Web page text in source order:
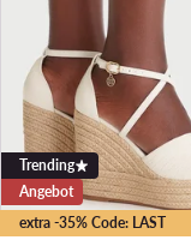
extra -35% Code: LAST
Trending
Angebot